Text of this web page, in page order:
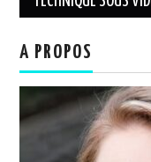
articles
A PROPOS